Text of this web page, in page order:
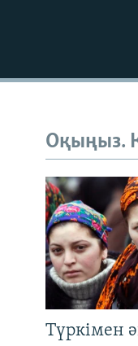
Оқыңыз.
Түркімен